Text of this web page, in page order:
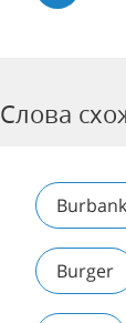
Слова
Burbank
Burger